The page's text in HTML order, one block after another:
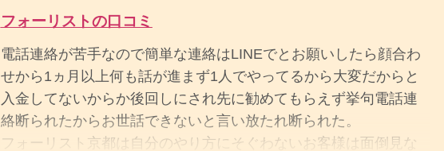
フォーリストの口コミ
電話連絡が苦手なので簡単な連絡はLINEでとお願いしたら顔合わ
せから1ヵ月以上何も話が進まず1人でやってるから大変だからと
入金してないからか後回しにされ先に勧めてもらえず挙句電話連
絡断られたからお世話できないと言い放たれ断られた。
フォーリスト京都は自分のやり方にそぐわないお客様は面倒見な